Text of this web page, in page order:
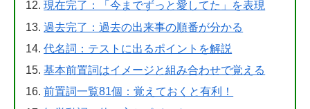
現在完了：「今までずっと愛してた」を表現
過去完了：過去の出来事の順番が分かる
代名詞：テストに出るポイントを解説
基本前置詞はイメージと組み合わせで覚える
前置詞一覧81個：覚えておくと有利！